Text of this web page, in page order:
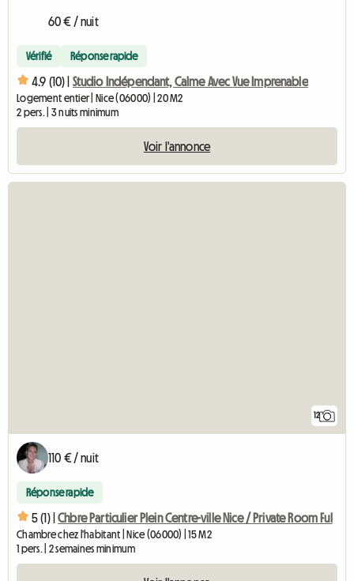
60 € / nuit
Vérifié Réponse rapide
4.9 (10) | Studio Indépendant, Calme Avec Vue Imprenable
Logement entier | Nice (06000) | 20 M2
2 pers. | 3 nuits minimum
Voir l'annonce
12
110 € / nuit
Réponse rapide
5 (1) | Chbre Particulier Plein Centre-ville Nice / Private Room Ful
Chambre chez l'habitant | Nice (06000) | 15 M2
1 pers. | 2 semaines minimum